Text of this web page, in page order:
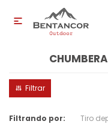

Filtrando por: Tiro